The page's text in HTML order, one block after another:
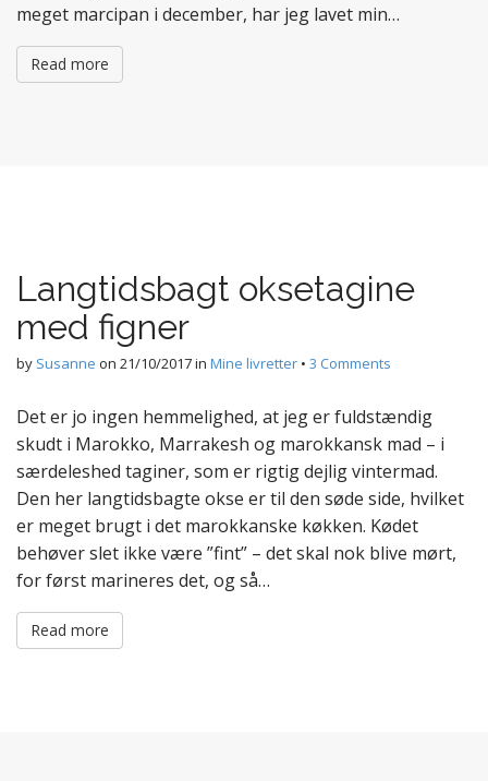
meget marcipan i december, har jeg lavet min…
Read more
Langtidsbagt oksetagine
med figner
by Susanne on 21/10/2017in Mine livretter • 3 Comments
Det er jo ingen hemmelighed, at jeg er fuldstændig
skudt i Marokko, Marrakesh og marokkansk mad – i
særdeleshed taginer, som er rigtig dejlig vintermad.
Den her langtidsbagte okse er til den søde side, hvilket
er meget brugt i det marokkanske køkken. Kødet
behøver slet ikke være ”fint” – det skal nok blive mørt,
for først marineres det, og så…
Read more